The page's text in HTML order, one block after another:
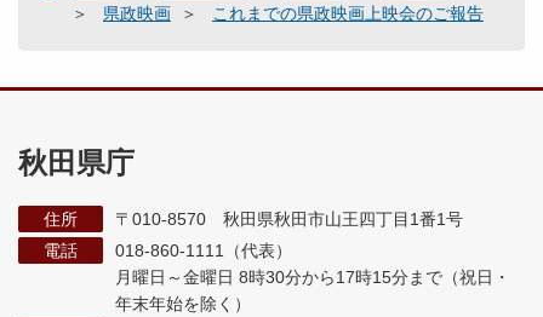
県政映画
これまでの県政映画上映会のご報告
秋田県庁
住所
〒010-8570 秋田県秋田市山王四丁目1番1号
電話
018-860-1111（代表）
月曜日～金曜日 8時30分から17時15分まで （祝日・
年末年始を除く）